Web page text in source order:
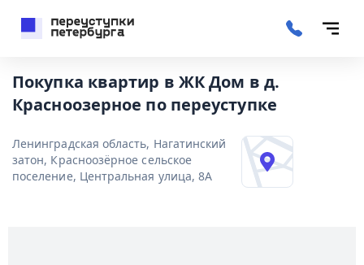
Покупка квартир в ЖК Дом в д.
Красноозерное по переуступке
Ленинградская область, Нагатинский
затон, Красноозёрное сельское
поселение, Центральная улица, 8А